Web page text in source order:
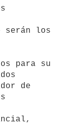
serán los
para su
de